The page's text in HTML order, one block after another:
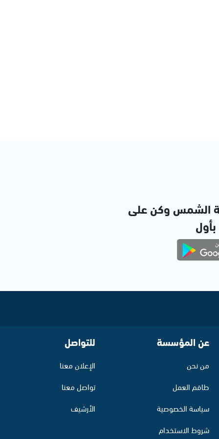
الشمس وكن على
بأول
عن المؤسسة
من نحن
طاقم العمل
سياسة الخصوصية
شروط الاستخدام
للتواصل
الإعلان معنا
تواصل معنا
الأرشيف